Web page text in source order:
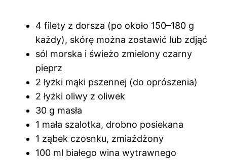
4 filety z dorsza (po około 150–180 g
każdy), skórę można zostawić lub zdjąć
sól morska i świeżo zmielony czarny
pieprz
2 łyżki mąki pszennej (do oprószenia)
2 łyżki oliwy z oliwek
30 g masła
1 mała szalotka, drobno posiekana
1 ząbek czosnku, zmiażdżony
100 ml białego wina wytrawnego